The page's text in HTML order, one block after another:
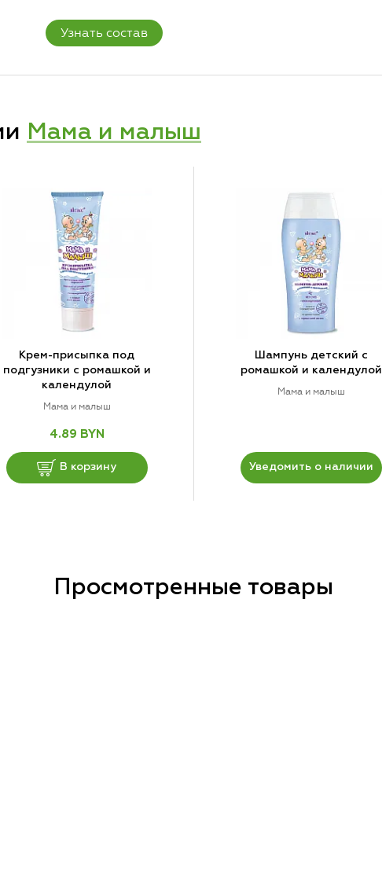
Узнать состав
Мама и малыш
Крем-присыпка под
подгузники с ромашкой и
календулой
Мама и малыш
4.89 BYN
В корзину
Шампунь детский с
ромашкой и календулой
Мама и малыш
Уведомить о наличии
Просмотренные товары